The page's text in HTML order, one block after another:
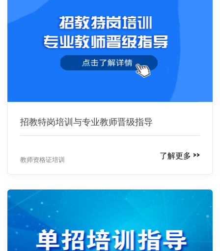
招教特岗培训与专业教师晋级指导
教师资格证培训 了解更多 >>